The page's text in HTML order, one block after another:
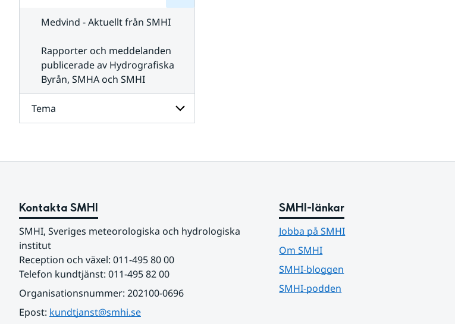
Kontakta
SMHI
Medvind - Aktuellt från SMHI
Rapporter och meddelanden
publicerade av Hydrografiska
Byrån, SMHA och SMHI
Tema
Tema
Kontakta SMHI
SMHI, Sveriges meteorologiska och hydrologiska
institut
Reception och växel: 011-495 80 00
Telefon kundtjänst: 011-495 82 00
Organisationsnummer: 202100-0696
Epost: kundtjanst@smhi.se
SMHI-länkar
Jobba på SMHI
Om SMHI
SMHI-bloggen
SMHI-podden